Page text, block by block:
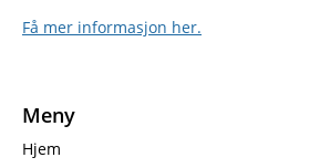
Meny
Hjem
Få mer informasjon her.